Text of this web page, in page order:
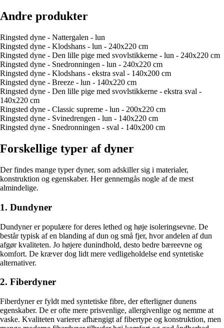
Andre produkter
Ringsted dyne - Nattergalen - lun
Ringsted dyne - Klodshans - lun - 240x220 cm
Ringsted dyne - Den lille pige med svovlstikkerne - lun - 240x220 cm
Ringsted dyne - Snedronningen - lun - 240x220 cm
Ringsted dyne - Klodshans - ekstra sval - 140x200 cm
Ringsted dyne - Breeze - lun - 140x220 cm
Ringsted dyne - Den lille pige med svovlstikkerne - ekstra sval -
140x220 cm
Ringsted dyne - Classic supreme - lun - 200x220 cm
Ringsted dyne - Svinedrengen - lun - 140x220 cm
Ringsted dyne - Snedronningen - sval - 140x200 cm
Forskellige typer af dyner
Der findes mange typer dyner, som adskiller sig i materialer,
konstruktion og egenskaber. Her gennemgås nogle af de mest
almindelige.
1. Dundyner
Dundyner er populære for deres lethed og høje isoleringsevne. De
består typisk af en blanding af dun og små fjer, hvor andelen af dun
afgør kvaliteten. Jo højere dunindhold, desto bedre bæreevne og
komfort. De kræver dog lidt mere vedligeholdelse end syntetiske
alternativer.
2. Fiberdyner
Fiberdyner er fyldt med syntetiske fibre, der efterligner dunens
egenskaber. De er ofte mere prisvenlige, allergivenlige og nemme at
vaske. Kvaliteten varierer afhængigt af fibertype og konstruktion, men